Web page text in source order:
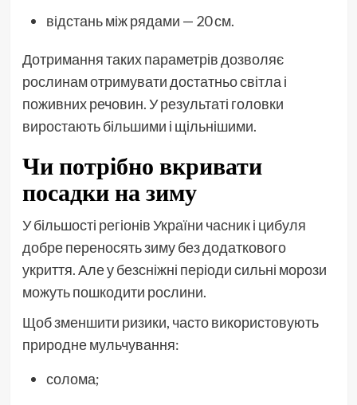
відстань між рядами — 20 см.
Дотримання таких параметрів дозволяє
рослинам отримувати достатньо світла і
поживних речовин. У результаті головки
виростають більшими і щільнішими.
Чи потрібно вкривати
посадки на зиму
У більшості регіонів України часник і цибуля
добре переносять зиму без додаткового
укриття. Але у безсніжні періоди сильні морози
можуть пошкодити рослини.
Щоб зменшити ризики, часто використовують
природне мульчування:
солома;